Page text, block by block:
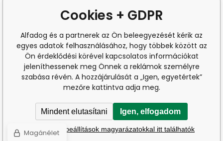
Cookies + GDPR
Alfadog és a partnerek az Ön beleegyezését kérik az
egyes adatok felhasználásához, hogy többek között az
Ön érdeklődési körével kapcsolatos információkat
jeleníthessenek meg Önnek a reklámok személyre
szabása révén. A hozzájárulását a „Igen, egyetértek”
mezőre kattintva adja meg.
Mindent elutasítani Igen, elfogadom
A részletes beállítások magyarázatokkal itt találhatók
Magánélet